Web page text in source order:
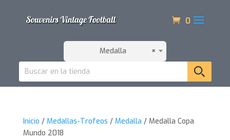
0
×
Medalla
Inicio / Medallas-Trofeos / Medalla / Medalla Copa
Mundo 2018